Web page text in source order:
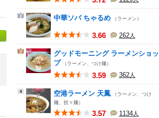
2 中華ソバ ちゃるめ （ラーメン）
3.66 262人
3
グッドモーニング ラーメンショッ
プ （ラーメン、つけ麺）
3.59 362人
4 空港ラーメン 天鳳 （ラーメン、つけ
麺、担々麺）
3.57 1134人